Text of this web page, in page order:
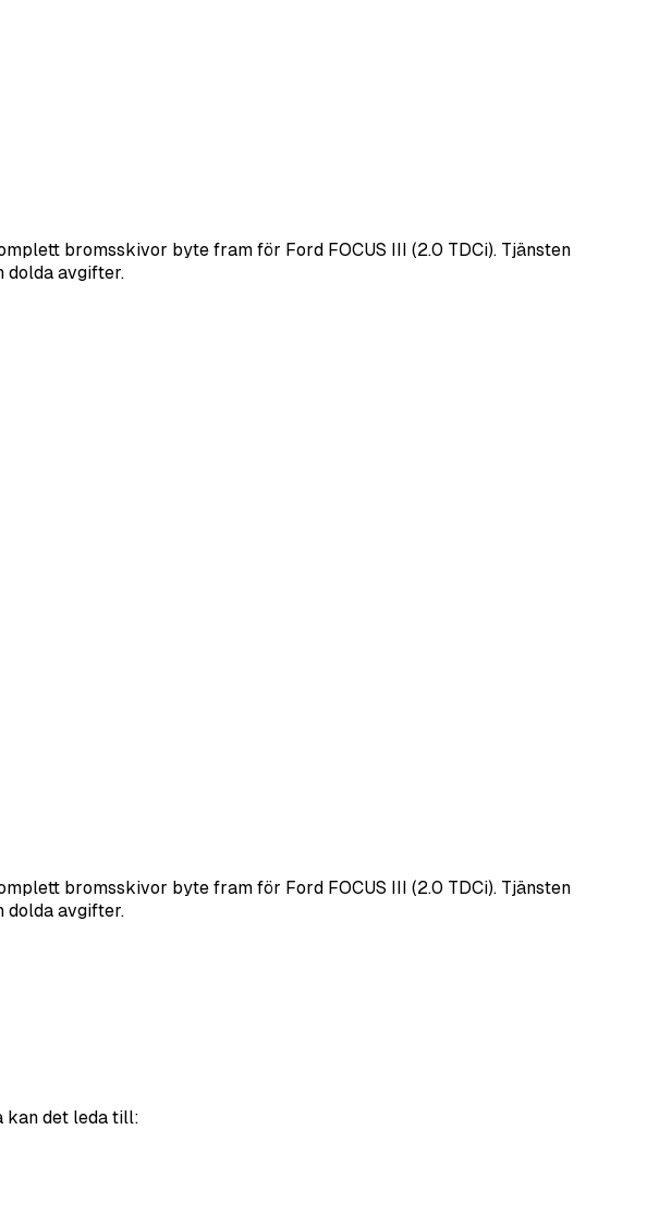
bromsskivor byte fram för Ford FOCUS III (2.0 TDCi). Tjänsten
dolda avgifter.
bromsskivor byte fram för Ford FOCUS III (2.0 TDCi). Tjänsten
avgifter.
kan det leda till: